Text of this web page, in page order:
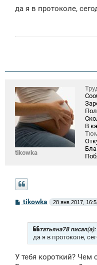
б
да я в протоколе,
tikowka
В
С
о
е
tikowka 28 янв 2017,
татьяна78 писал(а):
да я в протоколе,
У тебя короткий? Чем